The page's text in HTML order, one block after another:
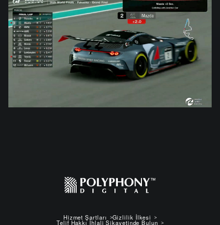
Hizmet Şartları Gizlilik İlkesi
Telif Hakkı İhlali Şikayetinde Bulun